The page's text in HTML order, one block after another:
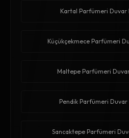
Kartal Parfümeri Duvar
Küçükçekmece Parfümeri
Maltepe Parfümeri
Pendik Parfümeri
Sancaktepe Parfümeri